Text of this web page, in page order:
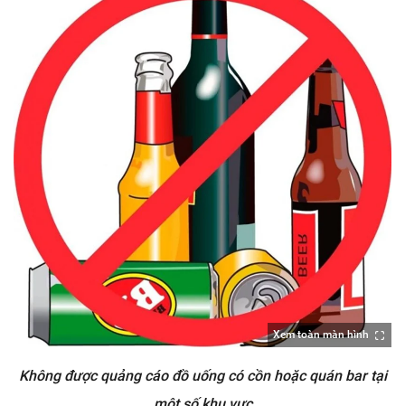
Xem toàn màn hình
Không được quảng cáo đồ uống có cồn hoặc quán bar tại